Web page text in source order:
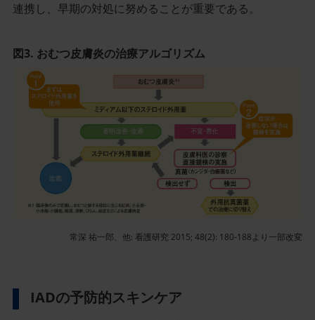
連携し、早期の対処に努めることが重要である。
図3. おむつ皮膚炎の治療アルゴリズム
常深 祐一郎、他: 看護研究 2015; 48(2): 180-188より一部改変
IADの予防的スキンケア